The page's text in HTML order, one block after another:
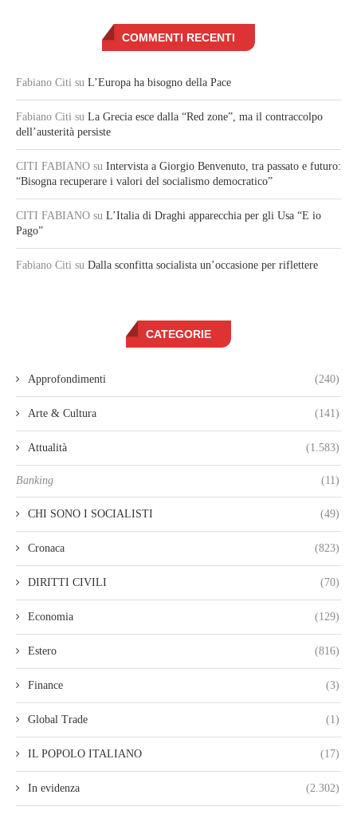
COMMENTI RECENTI
Fabiano Citi su L’Europa ha bisogno della Pace
Fabiano Citi su La Grecia esce dalla “Red zone”, ma il contraccolpo
dell’austerità persiste
CITI FABIANO su Intervista a Giorgio Benvenuto, tra passato e futuro:
“Bisogna recuperare i valori del socialismo democratico”
CITI FABIANO su L’Italia di Draghi apparecchia per gli Usa “E io
Pago”
Fabiano Citi su Dalla sconfitta socialista un’occasione per riflettere
CATEGORIE
Approfondimenti (240)
Arte & Cultura (141)
Attualità (1.583)
Banking (11)
CHI SONO I SOCIALISTI (49)
Cronaca (823)
DIRITTI CIVILI (70)
Economia (129)
Estero (816)
Finance (3)
Global Trade (1)
IL POPOLO ITALIANO (17)
In evidenza (2.302)